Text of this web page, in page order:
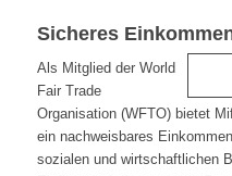
Sicheres
Als Mitglied der World
Fair Trade
Organisation (WFTO) bietet
ein nachweisbares
sozialen und wirtschaftlichen